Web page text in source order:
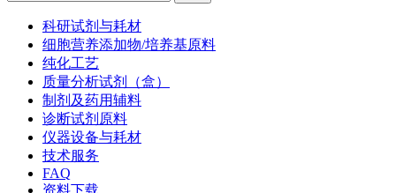
科研试剂与耗材
细胞营养添加物/培养基原料
纯化工艺
质量分析试剂（盒）
制剂及药用辅料
诊断试剂原料
仪器设备与耗材
技术服务
FAQ
资料下载